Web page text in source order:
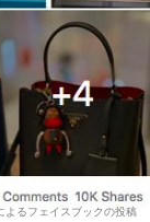
よるフェイスブックの投稿